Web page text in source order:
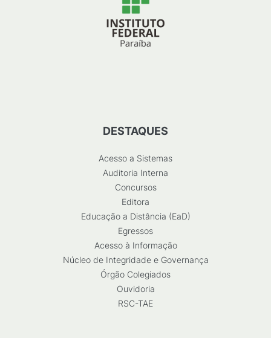
DESTAQUES
Acesso a Sistemas
Auditoria Interna
Concursos
Editora
Educação a Distância (EaD)
Egressos
Acesso à Informação
Núcleo de Integridade e Governança
Órgão Colegiados
Ouvidoria
RSC-TAE